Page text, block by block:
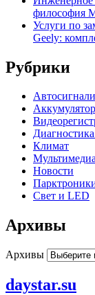
философия
Услуги по
Geely:
Рубрики
Климат
Новости
Свет и LED
Архивы
Архивы
daystar.su